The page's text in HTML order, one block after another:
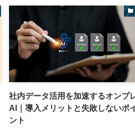
社内データ活用を加速するオンプ
AI｜導入メリットと失敗しないポ
ント